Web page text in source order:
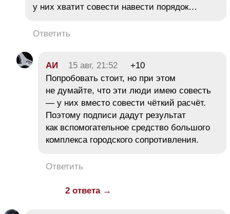
у них хватит совести навести порядок…
Ответить
АИ 15 авг, 21:52
+10
Попробовать стоит, но при этом
не думайте, что эти люди имею совесть
— у них вместо совести чёткий расчёт.
Поэтому подписи дадут результат
как вспомогательное средство большого
комплекса городского сопротивления.
Ответить
2 ответа →